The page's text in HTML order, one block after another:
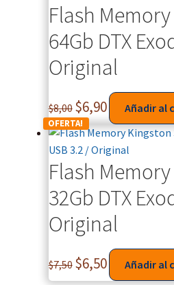
Flash
64Gb DTX
Original
$8,00 $6,90 Añadir al
OFERTA!
Flash
32Gb DTX
Original
$7,50 $6,50 Añadir al